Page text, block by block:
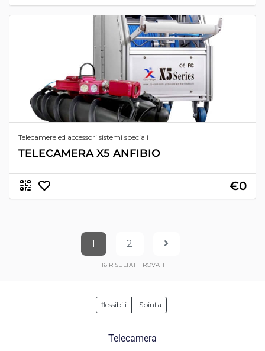
Telecamere ed accessori sistemi speciali
TELECAMERA X5 ANFIBIO
€0
1 2
16RISULTATI TROVATI
flessibili Spinta
Telecamera